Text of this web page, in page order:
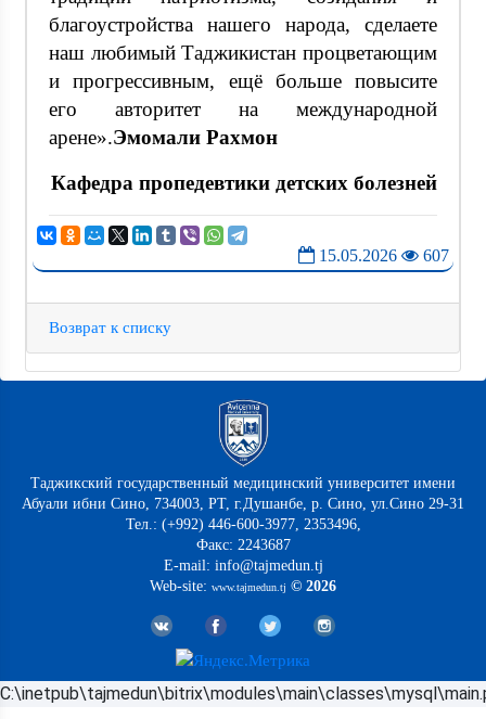
благоустройства нашего народа, сделаете
наш любимый Таджикистан процветающим
и прогрессивным, ещё больше повысите
его авторитет на международной
арене».Эмомали Рахмон
Кафедра пропедевтики детских болезней
15.05.2026 607
Возврат к списку
Таджикский государственный медицинский университет имени
Абуали ибни Сино, 734003, РТ, г.Душанбе, р. Сино, ул.Сино 29-31
Тел.: (+992) 446-600-3977, 2353496,
Факс: 2243687
E-mail: info@tajmedun.tj
Web-site: www.tajmedun.tj © 2026